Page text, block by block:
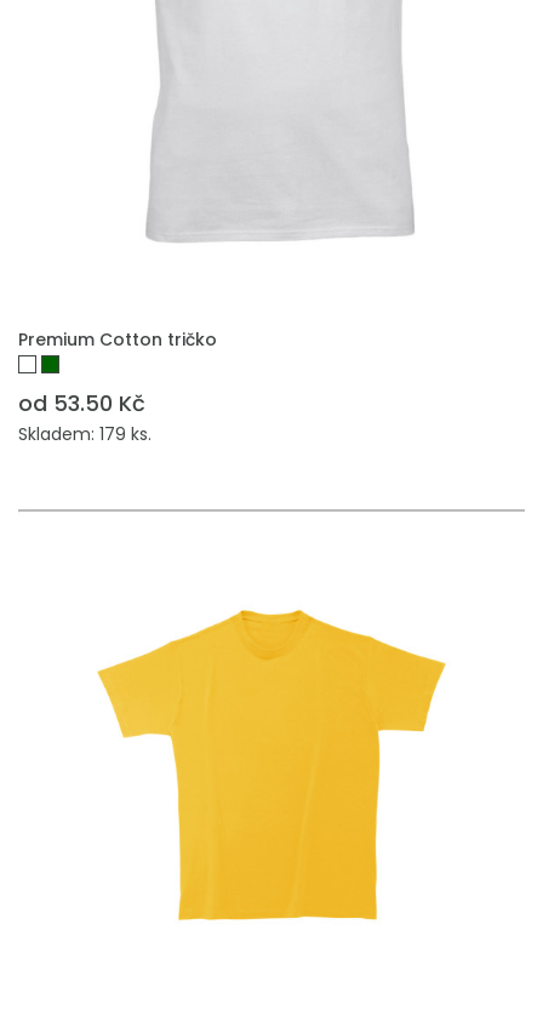
PŘIDAT DO POPTÁVKY
Premium Cotton tričko
od 53.50 Kč
Skladem: 179 ks.